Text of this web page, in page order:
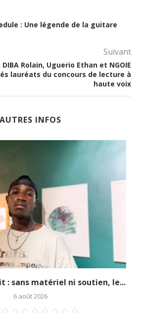
: Une légende de la guitare
Suivant
Rolain, Uguerio Ethan et NGOIE
lauréats du concours de lecture à
haute voix
AUTRES INFOS
: sans matériel ni soutien, le...
6 août 2026